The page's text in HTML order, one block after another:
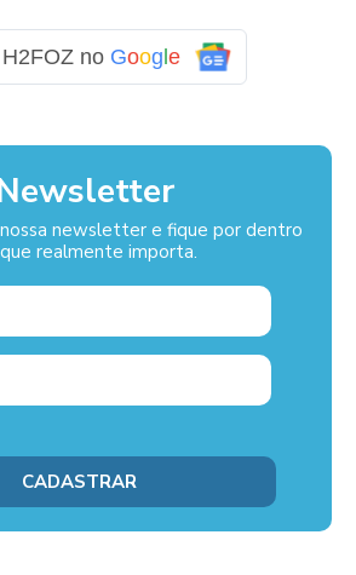
no Goog e
newsletter e fique por dentro
realmente importa.